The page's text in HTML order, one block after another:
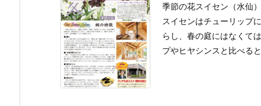
季節の花スイセン（水仙
スイセンはチューリップ
らし、春の庭にはなくて
プやヒヤシンスと比べる